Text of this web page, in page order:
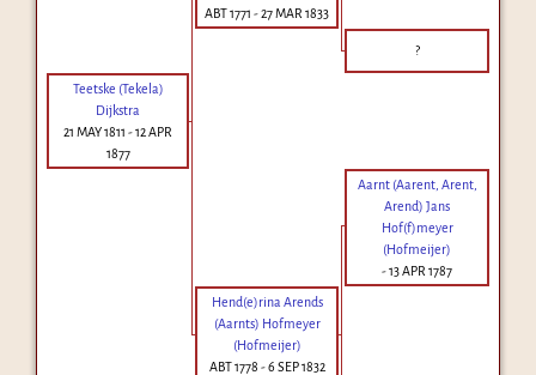
ABT 1771 -27 MAR 1833
?
Teetske (Tekela)
Dijkstra
21 MAY 1811 -12 APR
1877
Aarnt (Aarent, Arent,
Arend) Jans
Hof(f)meyer
(Hofmeijer)
-13 APR 1787
Hend(e)rina Arends
(Aarnts) Hofmeyer
(Hofmeijer)
ABT 1778 -6 SEP 1832